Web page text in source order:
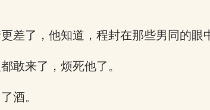
差了，他知道，程封在那些男同的眼
敢来了，烦死他了。
酒。